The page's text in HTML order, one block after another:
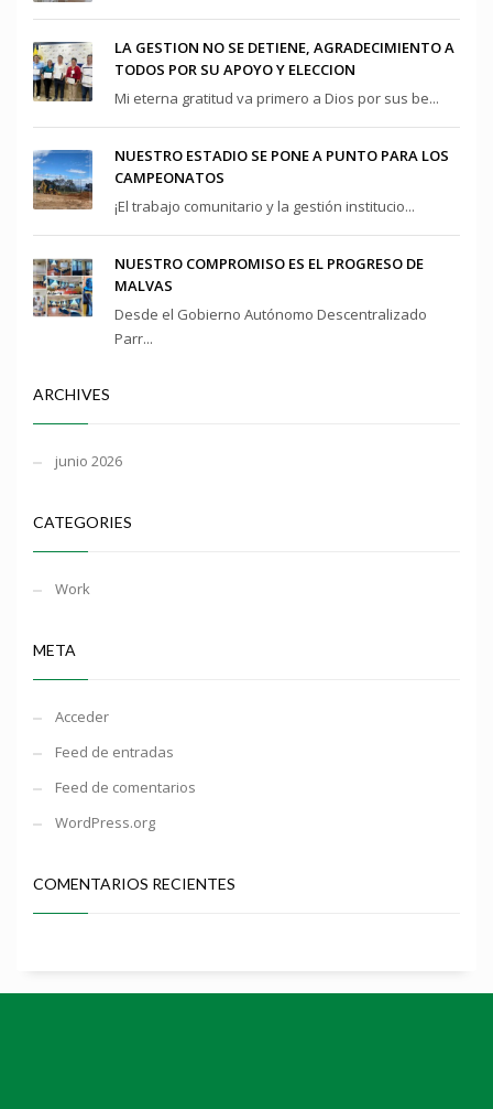
LA GESTION NO SE DETIENE, AGRADECIMIENTO A
TODOS POR SU APOYO Y ELECCION
Mi eterna gratitud va primero a Dios por sus be...
NUESTRO ESTADIO SE PONE A PUNTO PARA LOS
CAMPEONATOS
¡El trabajo comunitario y la gestión institucio...
NUESTRO COMPROMISO ES EL PROGRESO DE
MALVAS
Desde el Gobierno Autónomo Descentralizado
Parr...
ARCHIVES
junio 2026
CATEGORIES
Work
META
Acceder
Feed de entradas
Feed de comentarios
WordPress.org
COMENTARIOS RECIENTES